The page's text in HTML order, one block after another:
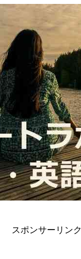
スポンサーリンク